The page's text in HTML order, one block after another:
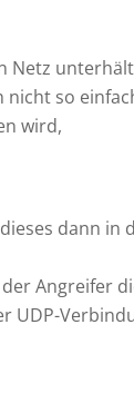
Netz
nicht so
wird,
dann in
Angreifer
UDP-